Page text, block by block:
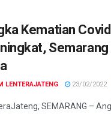
Kematian
Semarang
LENTERAJATENG 23/02/2022
SEMARANG –